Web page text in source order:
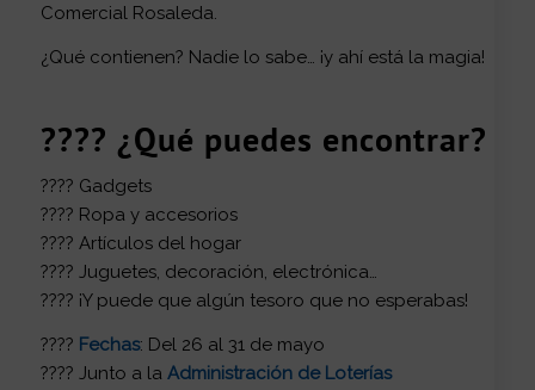
Comercial Rosaleda.
¿Qué contienen? Nadie lo sabe… ¡y ahí está la magia!
???? ¿Qué puedes encontrar?
???? Gadgets
???? Ropa y accesorios
???? Artículos del hogar
???? Juguetes, decoración, electrónica…
???? ¡Y puede que algún tesoro que no esperabas!
????️ Fechas: Del 26 al 31 de mayo
???? Junto a la Administración de Loterías